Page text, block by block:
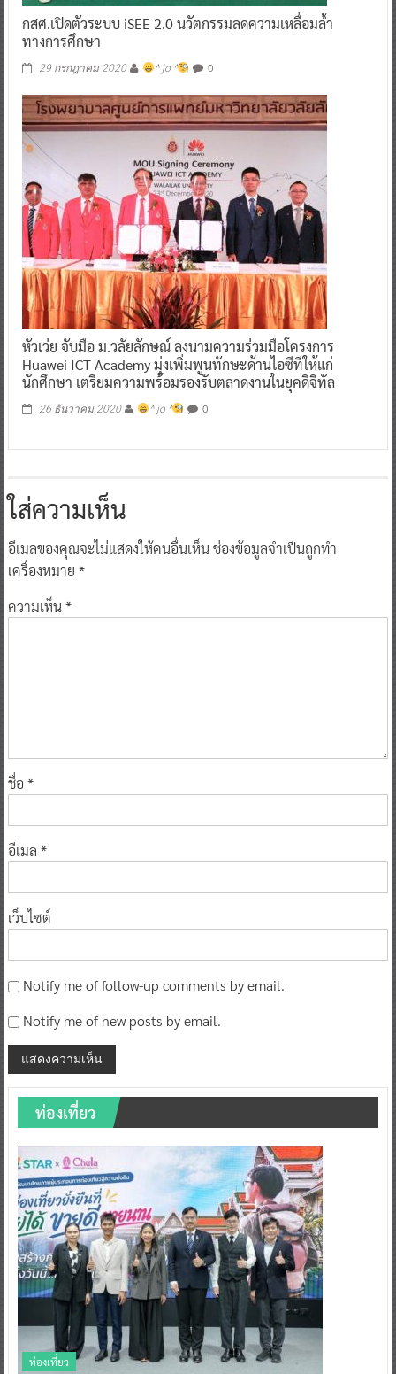
กสศ.เปิดตัวระบบ iSEE 2.0 นวัตกรรมลดความเหลื่อมล้ำ
ทางการศึกษา
29 กรกฎาคม 2020 ^ jo ^ 0
หัวเว่ย จับมือ ม.วลัยลักษณ์ ลงนามความร่วมมือโครงการ
Huawei ICT Academy มุ่งเพิ่มพูนทักษะด้านไอซีทีให้แก่
นักศึกษา เตรียมความพร้อมรองรับตลาดงานในยุคดิจิทัล
26 ธันวาคม 2020 ^ jo ^ 0
ใส่ความเห็น
อีเมลของคุณจะไม่แสดงให้คนอื่นเห็นช่องข้อมูลจำเป็นถูกทำ
เครื่องหมาย *
ความเห็น*
ชื่อ *
อีเมล *
เว็บไซต์
Notify me of follow-up comments by email.
Notify me of new posts by email.
ท่องเที่ยว
ท่องเที่ยว